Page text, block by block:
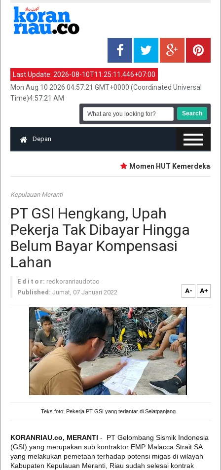
Last Update: 2026-08-10T11:25:11.446+07:00
Mon Aug 10 2026 04:57:21 GMT+0000 (Coordinated Universal
Time)4:57:21 AM
Depan
‎Momen HUT Kemerdekaan,
Kepulauan Meranti
PT GSI Hengkang, Upah
Pekerja Tak Dibayar Hingga
Belum Bayar Kompensasi
Lahan
E d i t o r: redkoranriaudotco
Published: Jumat, 07 Januari 2022 A- A+
Teks foto: Pekerja PT GSI yang terlantar di Selatpanjang
KORANRIAU.co, MERANTI - PT Gelombang Sismik Indonesia
(GSI) yang merupakan sub kontraktor EMP Malacca Strait SA
yang melakukan pemetaan terhadap potensi migas di wilayah
Kabupaten Kepulauan Meranti, Riau sudah selesai kontrak